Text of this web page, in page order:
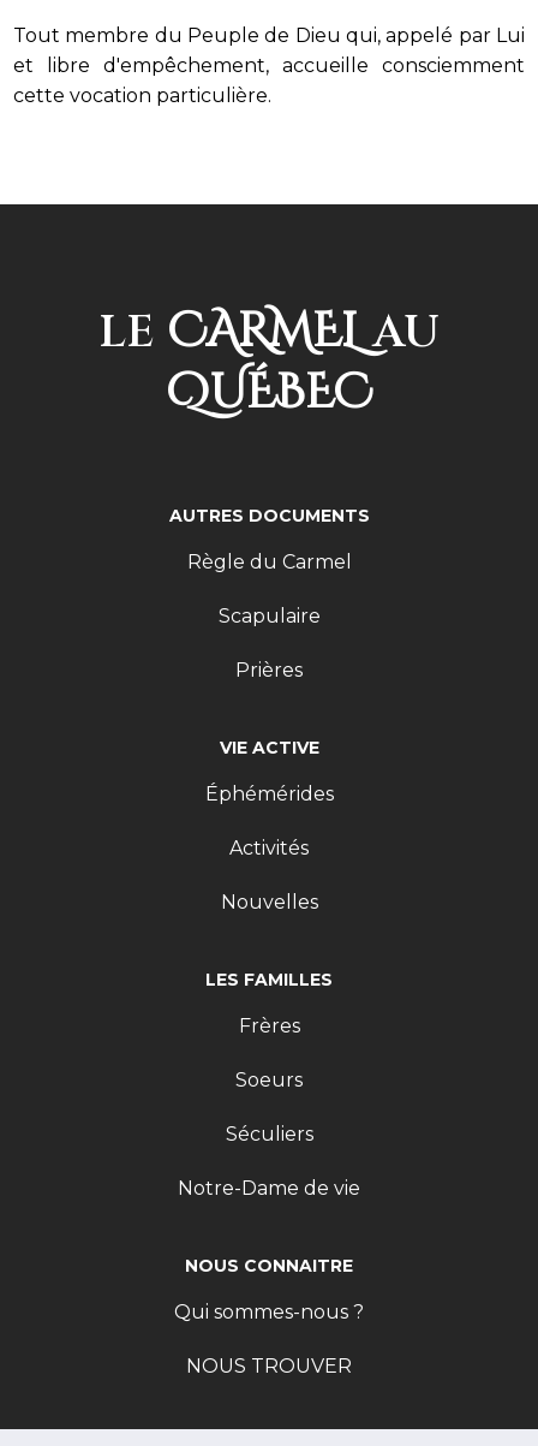
Tout membre du Peuple de Dieu qui, appelé par Lui
et libre d'empêchement, accueille consciemment
cette vocation particulière.
LE CARMELAU
QUÉBEC
NOUS CONNAITRE
Qui sommes-nous ?
NOUS TROUVER
LES FAMILLES
Frères
Soeurs
Séculiers
Notre-Dame de vie
VIE ACTIVE
Éphémérides
Activités
Nouvelles
AUTRES DOCUMENTS
Règle du Carmel
Scapulaire
Prières